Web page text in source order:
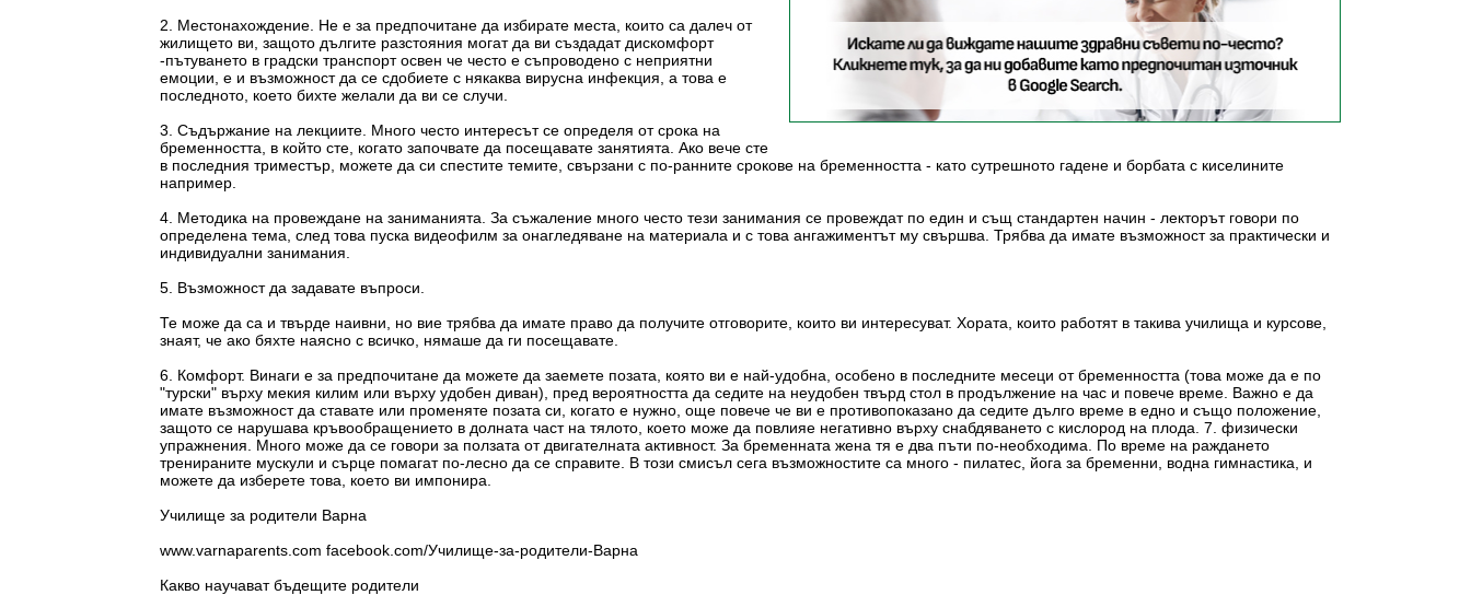
2. Местонахождение. Не е за предпочитане да избирате места, които са далеч от
жилището ви, защото дългите разстояния могат да ви създадат дискомфорт
-пътуването в градски транспорт освен че често е съпроводено с неприятни
емоции, е и възможност да се сдобиете с някаква вирусна инфекция, а това е
последното, което бихте желали да ви се случи.
3. Съдържание на лекциите. Много често интересът се определя от срока на
бременността, в който сте, когато започвате да посещавате занятията. Ако вече сте
в последния триместър, можете да си спестите темите, свързани с по-ранните срокове на бременността - като сутрешното гадене и борбата с киселините
например.
4. Методика на провеждане на заниманията. За съжаление много често тези занимания се провеждат по един и същ стандартен начин - лекторът говори по
определена тема, след това пуска видеофилм за онагледяване на материала и с това ангажиментът му свършва. Трябва да имате възможност за практически и
индивидуални занимания.
5. Възможност да задавате въпроси.
Те може да са и твърде наивни, но вие трябва да имате право да получите отговорите, които ви интересуват. Хората, които работят в такива училища и курсове,
знаят, че ако бяхте наясно с всичко, нямаше да ги посещавате.
6. Комфорт. Винаги е за предпочитане да можете да заемете позата, която ви е най-удобна, особено в последните месеци от бременността (това може да е по
"турски" върху мекия килим или върху удобен диван), пред вероятността да седите на неудобен твърд стол в продължение на час и повече време. Важно е да
имате възможност да ставате или променяте позата си, когато е нужно, още повече че ви е противопоказано да седите дълго време в едно и също положение,
защото се нарушава кръвообращението в долната част на тялото, което може да повлияе негативно върху снабдяването с кислород на плода. 7. физически
упражнения. Много може да се говори за ползата от двигателната активност. За бременната жена тя е два пъти по-необходима. По време на раждането
тренираните мускули и сърце помагат по-лесно да се справите. В този смисъл сега възможностите са много - пилатес, йога за бременни, водна гимнастика, и
можете да изберете това, което ви импонира.
Училище за родители Варна
www.varnaparents.com facebook.com/Училище-за-родители-Варна
Какво научават бъдещите родители